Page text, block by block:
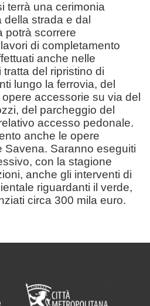
terrà una cerimonia
della strada e dal
potrà scorrere
di completamento
anche nelle
del ripristino di
lungo la ferrovia, del
accessorie su via del
del parcheggio del
accesso pedonale.
anche le opere
Savena. Saranno eseguiti
con la stagione
anche gli interventi di
riguardanti il verde,
circa 300 mila euro.